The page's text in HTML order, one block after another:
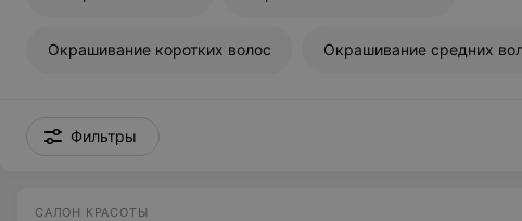
Окрашивание коротких волос Окрашивание средних
Фильтры
САЛОН КРАСОТЫ